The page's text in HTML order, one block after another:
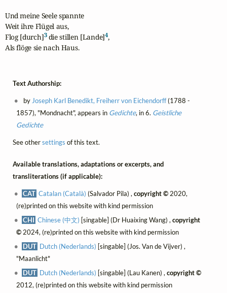
Und meine Seele spannte
Weit ihre Flügel aus,
Flog [durch]3 die stillen [Lande]4,
Als flöge sie nach Haus.
Text Authorship:
by Joseph Karl Benedikt, Freiherr von Eichendorff(1788 -
1857), "Mondnacht", appears in Gedichte, in 6. Geistliche
Gedichte
See othersettings of this text.
Available translations, adaptations or excerpts, and
transliterations (if applicable):
CAT Catalan (Català) (Salvador Pila) ,copyright © 2020,
(re)printed on this website with kind permission
CHI Chinese (中文) [singable] (Dr Huaixing Wang) ,copyright
©2024, (re)printed on this website with kind permission
DUT Dutch (Nederlands) [singable] (Jos. Van de Vijver) ,
"Maanlicht"
DUT Dutch (Nederlands) [singable] (Lau Kanen) ,copyright ©
2012, (re)printed on this website with kind permission